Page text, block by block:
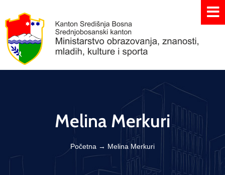
Melina Merkuri
Početna → Melina Merkuri